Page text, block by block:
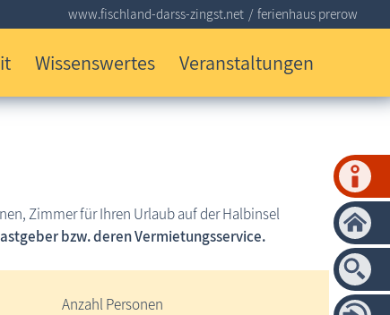
Wissenswertes Veranstaltungen
www.fischland-darss-zingst.net ferienhaus prerow
Zimmer für Ihren Urlaub auf der Halbinsel
bzw. deren Vermietungsservice.
Anzahl Personen